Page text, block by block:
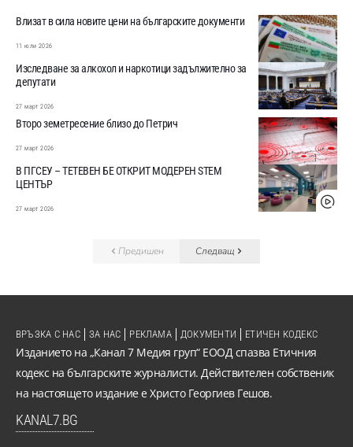
Влизат в сила новите цени на българските документи
11 юли 2026
Изследване за алкохол и наркотици задължително за
депутати
27 март 2026
Второ земетресение близо до Петрич
27 март 2026
В ПГСЕУ – ТЕТЕВЕН БЕ ОТКРИТ МОДЕРЕН STEM
ЦЕНТЪР
27 март 2026
Предишен Следващ
Изданието на „Канал 7 Медия груп“ ЕООД спазва Етичния
кодекс на българските журналисти. Действителен собственик
на настоящето издание е Христо Георгиев Гешов.
KANAL7.BG
ВРЪЗКА С НАС ЗА НАС РЕКЛАМА ДОКУМЕНТИ ЕТИЧЕН КОДЕКС